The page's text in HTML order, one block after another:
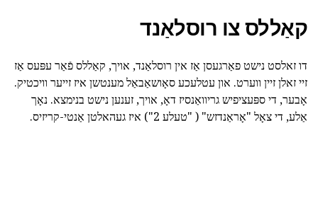
קאַללס צו רוסלאַנד
דו זאלסט נישט פאַרגעסן אַז אין רוסלאַנד, אויך, קאַללס פֿאַר עפּעס אַז
זיי זאלן זיין ווערט. און עטלעכע סאָושאַבאַל מענטשן איז זייער וויכטיק.
אָבער, די ספּעציפיש גריוואַנסיז דאָ, אויך, זענען נישט בנימצא. נאָך
אַלע, די צאָל "אָראַנדזש" ( "טעלע 2") איז געהאלטן אַנטי-קריזיס.